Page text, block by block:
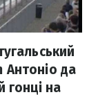
Антоніо да
гонці на